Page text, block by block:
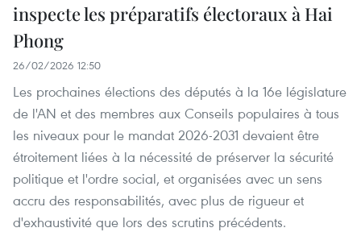
inspecte les préparatifs électoraux à Hai
Phong
26/02/2026 12:50
Les prochaines élections des députés à la 16e législature
de l'AN et des membres aux Conseils populaires à tous
les niveaux pour le mandat 2026-2031 devaient être
étroitement liées à la nécessité de préserver la sécurité
politique et l'ordre social, et organisées avec un sens
accru des responsabilités, avec plus de rigueur et
d'exhaustivité que lors des scrutins précédents.